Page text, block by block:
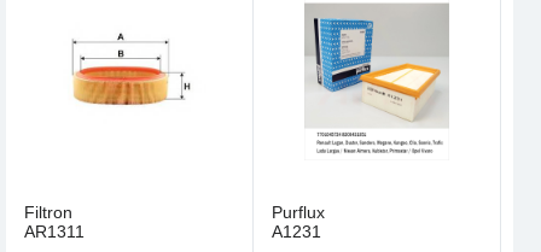
Filtron
AR1311
Purflux
A1231